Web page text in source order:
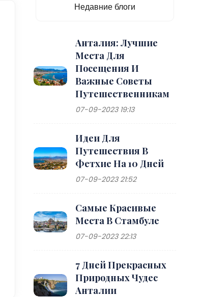
Недавние блоги
Анталия: Лучшие
Места Для
Посещения И
Важные Советы
Путешественникам
07-09-2023 19:13
Идеи Для
Путешествия В
Фетхие На 10 Дней
07-09-2023 21:52
Самые Красивые
Места В Стамбуле
07-09-2023 22:13
7 Дней Прекрасных
Природных Чудес
Анталии